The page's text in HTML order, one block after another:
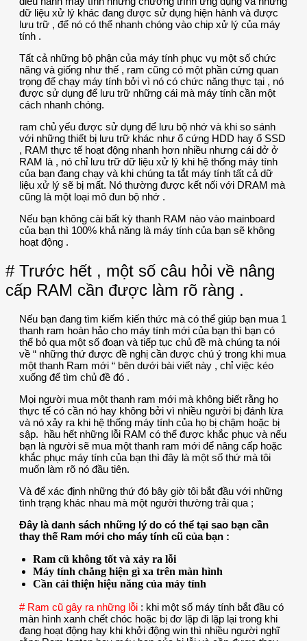
dữ liệu xử lý khác đang được sử dụng hiện hành và được
lưu trữ , để nó có thể nhanh chóng vào chip xử lý của máy
tính .
Tất cả những bộ phận của máy tính phục vụ một số chức
năng và giống như thế , ram cũng có một phần cứng quan
trọng để chạy máy tính bởi vì nó có chức năng thực tại , nó
được sử dụng để lưu trữ những cái mà máy tính cần một
cách nhanh chóng.
ram chủ yếu được sử dụng để lưu bộ nhớ và khi so sánh
với những thiết bị lưu trữ khác như ổ cứng HDD hay ổ SSD
, RAM thực tế hoạt động nhanh hơn nhiều nhưng cái dở ở
RAM là , nó chỉ lưu trữ dữ liệu xử lý khi hệ thống máy tính
của bạn đang chạy và khi chúng ta tắt máy tính tất cả dữ
liệu xử lý sẽ bị mất. Nó thường được kết nối với DRAM mà
cũng là một loại mô đun bộ nhớ .
Nếu bạn không cài bất kỳ thanh RAM nào vào mainboard
của bạn thì 100% khả năng là máy tính của bạn sẽ không
hoạt động .
# Trước hết , một số câu hỏi về nâng
cấp RAM cần được làm rõ ràng .
Nếu bạn đang tìm kiếm kiến thức mà có thể giúp bạn mua 1
thanh ram hoàn hảo cho máy tính mới của bạn thì bạn có
thể bỏ qua một số đoạn và tiếp tục chủ đề mà chúng ta nói
về “ những thứ được đề nghị cần được chú ý trong khi mua
một thanh Ram mới “ bên dưới bài viết này , chỉ việc kéo
xuống để tìm chủ đề đó .
Mọi người mua một thanh ram mới mà không biết rằng họ
thực tế có cần nó hay không bởi vì nhiều người bị đánh lừa
và nó xảy ra khi hệ thống máy tính của họ bị chậm hoặc bị
sập. hầu hết những lỗi RAM có thể được khắc phục và nếu
bạn là người sẽ mua một thanh ram mới để nâng cấp hoặc
khắc phục máy tính của bạn thì đây là một số thứ mà tôi
muốn làm rõ nó đầu tiên.
Và để xác định những thứ đó bây giờ tôi bắt đầu với những
tình trạng khác nhau mà một người thường trải qua ;
Đây là danh sách những lý do có thể tại sao bạn cần
thay thế Ram mới cho máy tính cũ của bạn :
Ram cũ không tốt và xảy ra lỗi
Máy tính chẳng hiện gì xa trên màn hình
Cần cải thiện hiệu năng của máy tính
# Ram cũ gây ra những lỗi : khi một số máy tính bắt đầu có
màn hình xanh chết chóc hoặc bị đơ lặp đi lặp lại trong khi
đang hoạt động hay khi khởi động win thì nhiều người nghĩ